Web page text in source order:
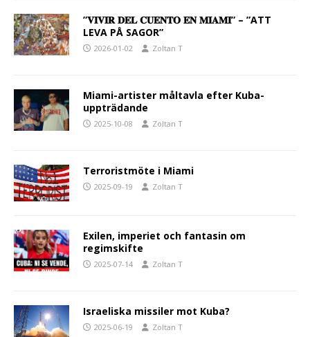
”𝐕𝐈𝐕𝐈𝐑 𝐃𝐄𝐋 𝐂𝐔𝐄𝐍𝐓𝐎 𝐄𝐍 𝐌𝐈𝐀𝐌𝐈” – ”ATT
LEVA PÅ SAGOR”
2026-01-02 Zoltan T
Miami-artister måltavla efter Kuba-
uppträdande
2025-10-08 Zoltan T
Terroristmöte i Miami
2025-09-19 Zoltan T
Exilen, imperiet och fantasin om
regimskifte
2025-07-14 Zoltan T
Israeliska missiler mot Kuba?
2025-06-19 Zoltan T